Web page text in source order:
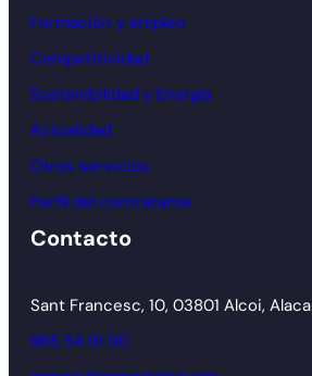
Formación y empleo
Competitividad
Sostenibilidad y Energía
Actualidad
Otros servicios
Perfil del contratante
Contacto
Sant Francesc, 10, 03801 Alcoi,
965 54 91 00